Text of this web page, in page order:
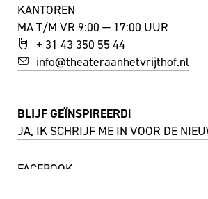
KANTOREN
MA T/M VR 9:00 — 17:00 UUR
+ 31 43 350 55 44
info@theateraanhetvrijthof.nl
BLIJF GEÏNSPIREERD!
JA, IK SCHRIJF ME IN VOOR DE
FACEBOOK